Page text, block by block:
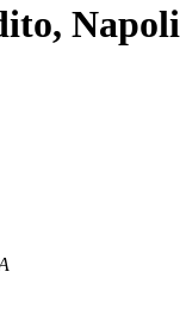
Napoli